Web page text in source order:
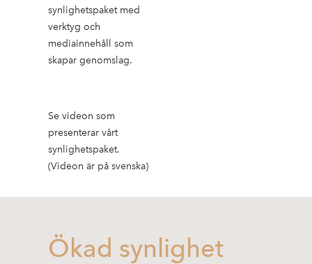
synlighetspaket med
verktyg och
mediainnehåll som
skapar genomslag.
Se videon som
presenterar vårt
synlighetspaket.
(Videon är på svenska)
Ökad synlighet